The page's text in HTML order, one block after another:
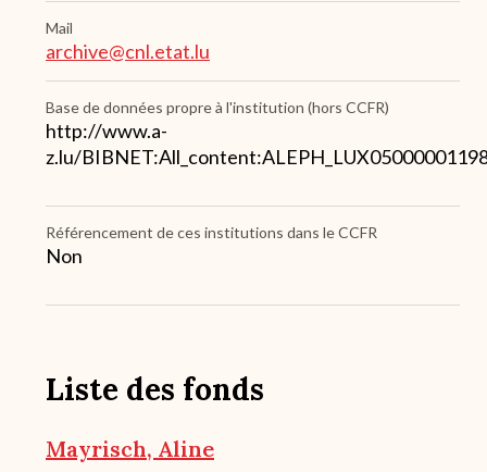
Mail
archive@cnl.etat.lu
Base de données propre à l'institution (hors CCFR)
http://www.a-
z.lu/
Référencement de ces institutions dans le CCFR
Non
Liste des fonds
Mayrisch, Aline